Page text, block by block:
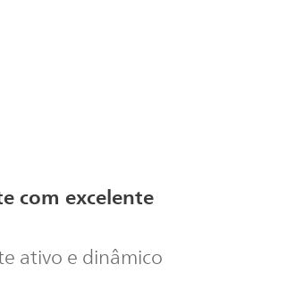
com excelente
ativo e dinâmico